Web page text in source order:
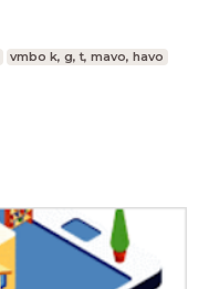
vmbo k, g, t, mavo, havo